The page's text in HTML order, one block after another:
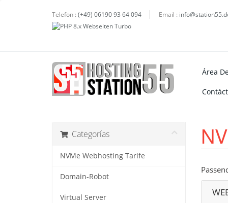
Telefon : (+49) 06190 93 64 094 Email :
Área
Categorías
NVMe Webhosting Tarife
Domain-Robot
Virtual Server